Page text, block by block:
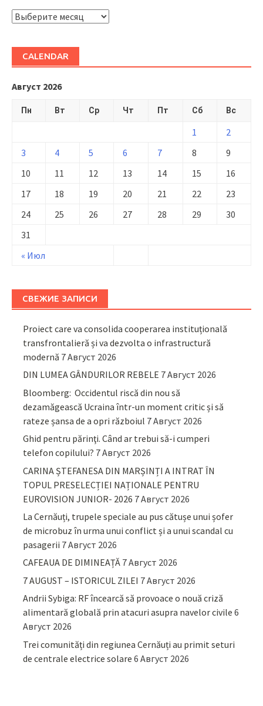
ARHIVĂ
CALENDAR
Август 2026
Пн Вт Ср Чт Пт Сб Вс
« Июл
1
2
3
4 5 6 7 8
9
10
11 12 13 14 15
16
17
18 19 20 21 22
23
24
25 26 27 28 29
30
31
СВЕЖИЕ ЗАПИСИ
Proiect care va consolida cooperarea instituțională
transfrontalieră și va dezvolta o infrastructură
modernă 7 Август 2026
DIN LUMEA GÂNDURILOR REBELE 7 Август 2026
Bloomberg: Occidentul riscă din nou să
dezamăgească Ucraina într-un moment critic și să
rateze șansa de a opri războiul 7 Август 2026
Ghid pentru părinţi. Când ar trebui să-i cumperi
telefon copilului? 7 Август 2026
CARINA ȘTEFANESA DIN MARȘINȚI A INTRAT ÎN
TOPUL PRESELECȚIEI NAȚIONALE PENTRU
EUROVISION JUNIOR- 2026 7 Август 2026
La Cernăuți, trupele speciale au pus cătușe unui șofer
de microbuz în urma unui conflict și a unui scandal cu
pasagerii 7 Август 2026
CAFEAUA DE DIMINEAȚĂ 7 Август 2026
7 AUGUST – ISTORICUL ZILEI 7 Август 2026
Andrii Sybiga: RF încearcă să provoace o nouă criză
alimentară globală prin atacuri asupra navelor civile 6
Август 2026
Trei comunități din regiunea Cernăuți au primit seturi
de centrale electrice solare 6 Август 2026